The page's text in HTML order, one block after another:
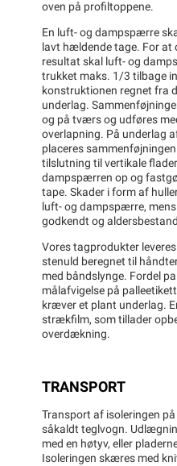
oven på profiltoppene.
En luft- og dampspærre
lavt hældende tage. For at
resultat skal luft- og
trukket maks. 1/3 tilbage
konstruktionen regnet fra
underlag.
og på tværs og udføres
overlapning. På underlag
placeres
tilslutning til vertikale
dampspærren op og
tape. Skader i form af
luft- og dampspærre,
godkendt og
Vores tagprodukter
stenuld beregnet til
med båndslynge. Fordel
målafvigelse på
kræver et plant underlag.
strækfilm, som tillader
overdækning.
TRANSPORT
Transport af isoleringen
såkaldt teglvogn.
med en høtyv, eller
Isoleringen skæres med